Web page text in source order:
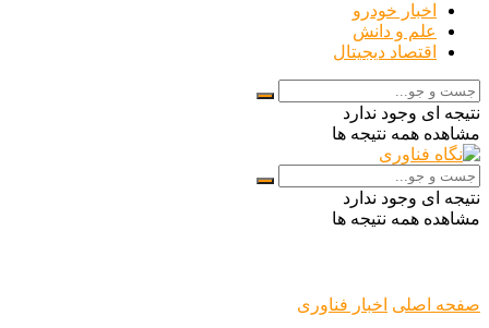
اخبار خودرو
علم و دانش
اقتصاد دیجیتال
نتیجه ای وجود ندارد
مشاهده همه نتیجه ها
نتیجه ای وجود ندارد
مشاهده همه نتیجه ها
صفحه اصلی اخبار فناوری